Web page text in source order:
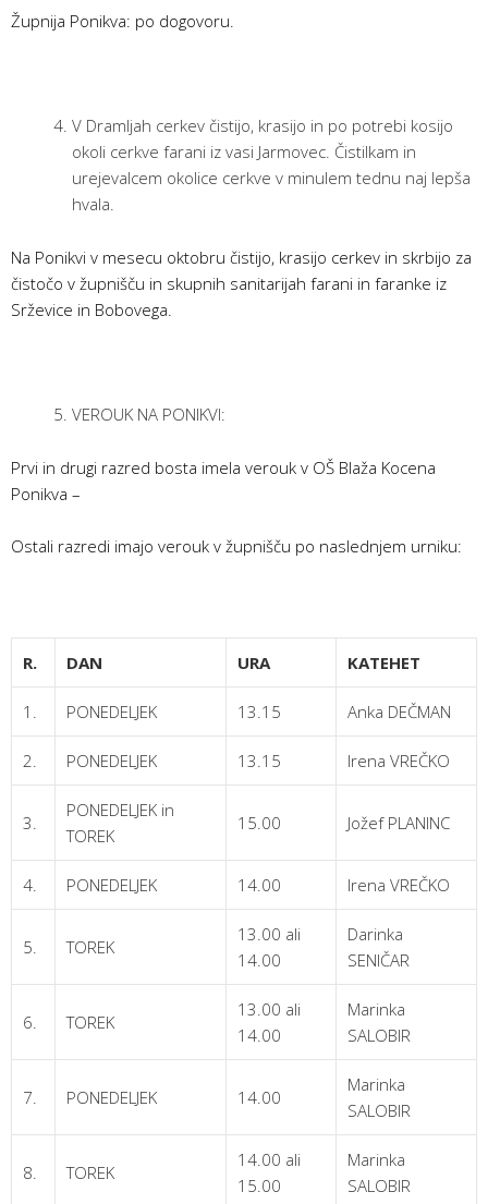
Župnija Ponikva: po dogovoru.
V Dramljah cerkev čistijo, krasijo in po potrebi kosijo
okoli cerkve farani iz vasi Jarmovec. Čistilkam in
urejevalcem okolice cerkve v minulem tednu naj lepša
hvala.
Na Ponikvi v mesecu oktobru čistijo, krasijo cerkev in skrbijo za
čistočo v župnišču in skupnih sanitarijah farani in faranke iz
Srževice in Bobovega.
VEROUK NA PONIKVI:
Prvi in drugi razred bosta imela verouk v OŠ Blaža Kocena
Ponikva –
Ostali razredi imajo verouk v župnišču po naslednjem urniku:
R. DAN URA KATEHET
1. PONEDELJEK 13.15 Anka DEČMAN
2. PONEDELJEK 13.15 Irena VREČKO
3.
PONEDELJEK in
TOREK
15.00 Jožef PLANINC
4. PONEDELJEK 14.00 Irena VREČKO
5. TOREK
13.00 ali
14.00
Darinka
SENIČAR
6. TOREK
13.00 ali
14.00
Marinka
SALOBIR
7. PONEDELJEK 14.00
Marinka
SALOBIR
8. TOREK
14.00 ali
15.00
Marinka
SALOBIR